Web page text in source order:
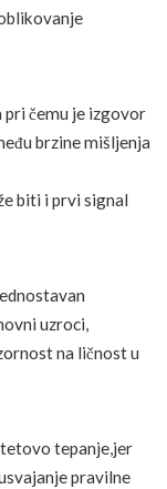
pri čemu je izgovor
brzine mišljenja
biti i prvi signal
uzroci,
na ličnost u
tepanje,jer
pravilne